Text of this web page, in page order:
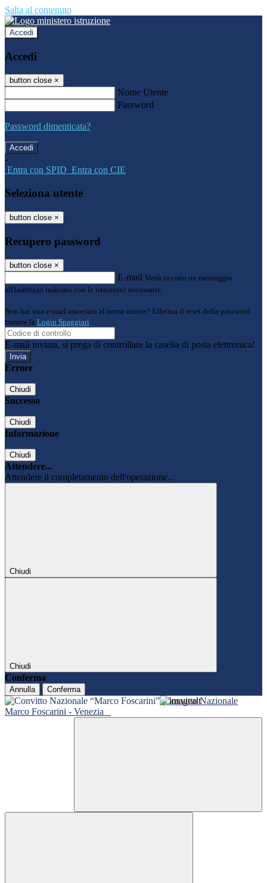
Salta al contenuto
Accedi
Accedi
button close ×
Nome Utente
Password
Password dimenticata?
-
Entra con SPID Entra con CIE
Seleziona utente
button close ×
Recupero password
button close ×
E-mail Verrà inviato un messaggio
all'indirizzo indicato con le istruzioni necessarie.
Non hai una e-mail associata al nome utente? Effettua il reset della password
tramite la Login Spaggiari
E-mail inviata, si prega di controllare la casella di posta elettronica!
Errore
Chiudi
Successo
Chiudi
Informazione
Chiudi
Attendere...
Attendere il completamento dell'operazione...
Chiudi
Chiudi
Conferma
Annulla Conferma
Convitto Nazionale
Marco Foscarini - Venezia